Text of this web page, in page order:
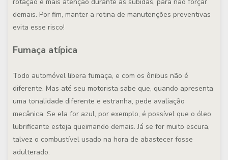
demais. Por fim, manter a rotina de manutenções preventivas
evita esse risco!
Fumaça atípica
Todo automóvel libera fumaça, e com os ônibus não é
diferente. Mas até seu motorista sabe que, quando apresenta
uma tonalidade diferente e estranha, pede avaliação
mecânica. Se ela for azul, por exemplo, é possível que o óleo
lubrificante esteja queimando demais. Já se for muito escura,
talvez o combustível usado na hora de abastecer fosse
adulterado.